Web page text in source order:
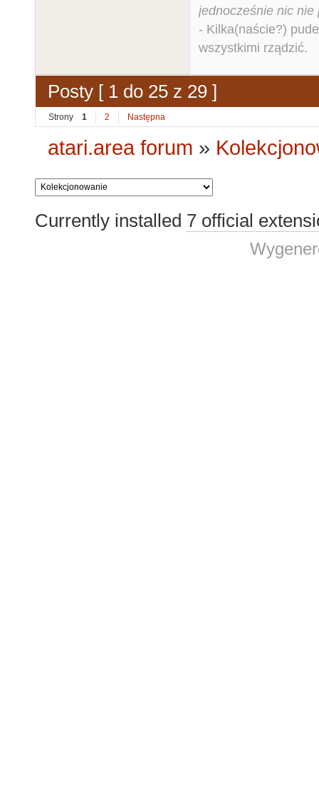
jednocześnie nic nie
- Kilka(naście?)
wszystkimi rządzić.
Posty [ 1 do 25 z 29 ]
Strony 1 2 Następna
atari.area forum »
Currently installed 7 official